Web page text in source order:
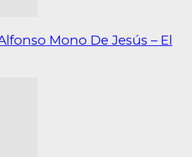
Mono De Jesús – El